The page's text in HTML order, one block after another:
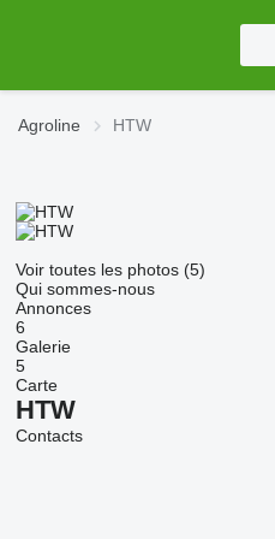
Agroline HTW
Voir toutes les photos (5)
Qui sommes-nous
Annonces
6
Galerie
5
Carte
HTW
Contacts